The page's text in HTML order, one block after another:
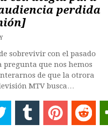
perdida
sobrevivir con el pasado
pregunta que nos hemos
de que la otrora
MTV busca…